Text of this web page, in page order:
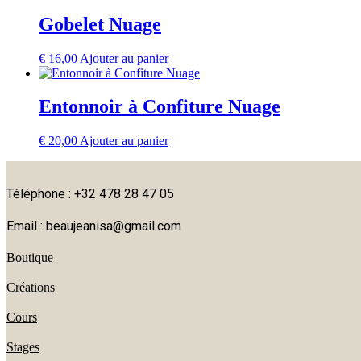
Gobelet Nuage
€ 16,00 Ajouter au panier
Entonnoir à Confiture Nuage
€ 20,00 Ajouter au panier
Téléphone : +32 478 28 47 05
Email : beaujeanisa@gmail.com
Boutique
Créations
Cours
Stages